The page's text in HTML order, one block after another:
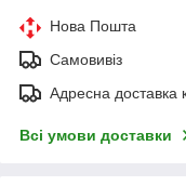
Нова Пошта
Самовивіз
Адресна доставка
Всі умови доставки